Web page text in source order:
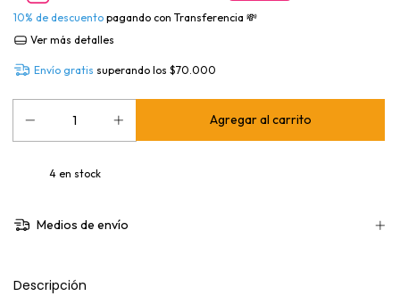
10% de descuento pagando con Transferencia 💸
Ver más detalles
Envío gratis superando los $70.000
4en stock
Medios de envío
Descripción